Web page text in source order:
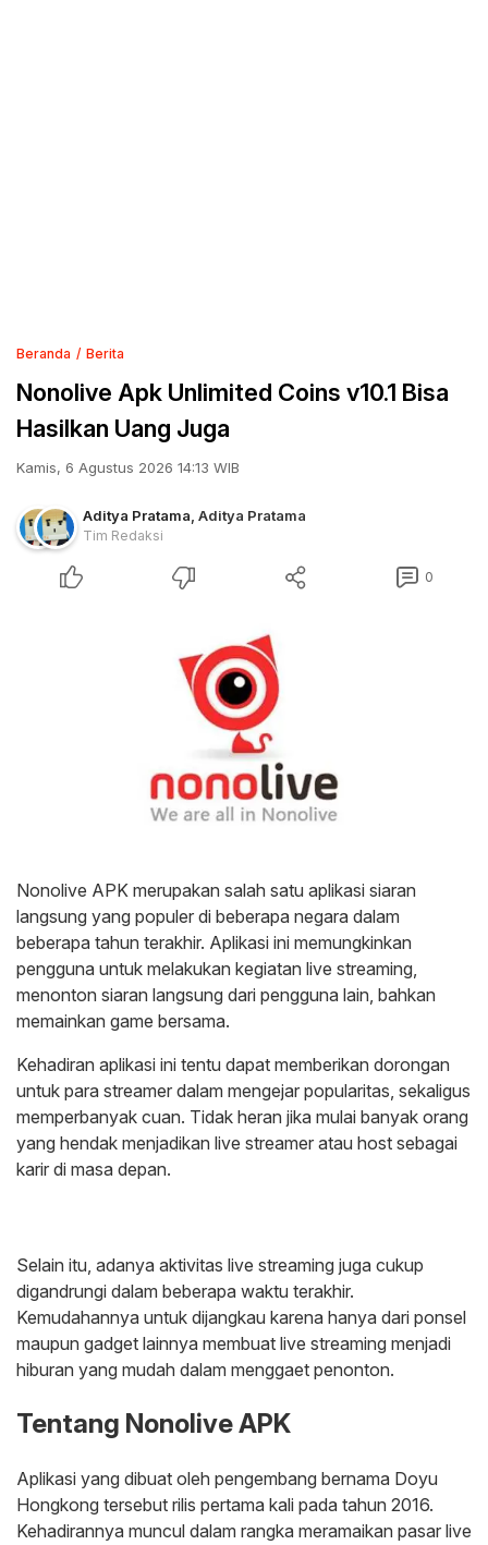
Beranda Berita
Nonolive Apk Unlimited Coins v10.1 Bisa
Hasilkan Uang Juga
Kamis, 6 Agustus 2026 14:13 WIB
Aditya Pratama Aditya Pratama
Tim Redaksi
0
Nonolive APK merupakan salah satu aplikasi siaran
langsung yang populer di beberapa negara dalam
beberapa tahun terakhir. Aplikasi ini memungkinkan
pengguna untuk melakukan kegiatan live streaming,
menonton siaran langsung dari pengguna lain, bahkan
memainkan game bersama.
Kehadiran aplikasi ini tentu dapat memberikan dorongan
untuk para streamer dalam mengejar popularitas, sekaligus
memperbanyak cuan. Tidak heran jika mulai banyak orang
yang hendak menjadikan live streamer atau host sebagai
karir di masa depan.
Selain itu, adanya aktivitas live streaming juga cukup
digandrungi dalam beberapa waktu terakhir.
Kemudahannya untuk dijangkau karena hanya dari ponsel
maupun gadget lainnya membuat live streaming menjadi
hiburan yang mudah dalam menggaet penonton.
Tentang Nonolive APK
Aplikasi yang dibuat oleh pengembang bernama Doyu
Hongkong tersebut rilis pertama kali pada tahun 2016.
Kehadirannya muncul dalam rangka meramaikan pasar live